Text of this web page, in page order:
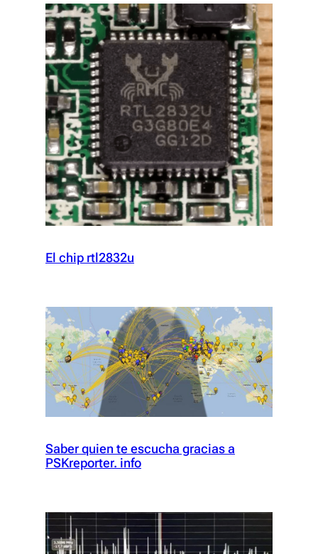
El chip rtl2832u
Saber quien te escucha gracias a
PSKreporter. info